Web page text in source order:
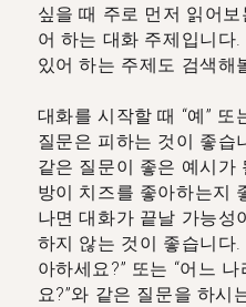
싶을 때 주로 먼저 읽어
어 하는 대화 주제입니다
있어 하는 주제도 검색해
대화를 시작할 때 “예” 또
질문은 피하는 것이 좋습
같은 질문이 좋은 예시가
방이 치즈를 좋아하는지
나면 대화가 끝날 가능성
하지 않는 것이 좋습니다
아하세요?” 또는 “어느
요?”와 같은 질문을 하시